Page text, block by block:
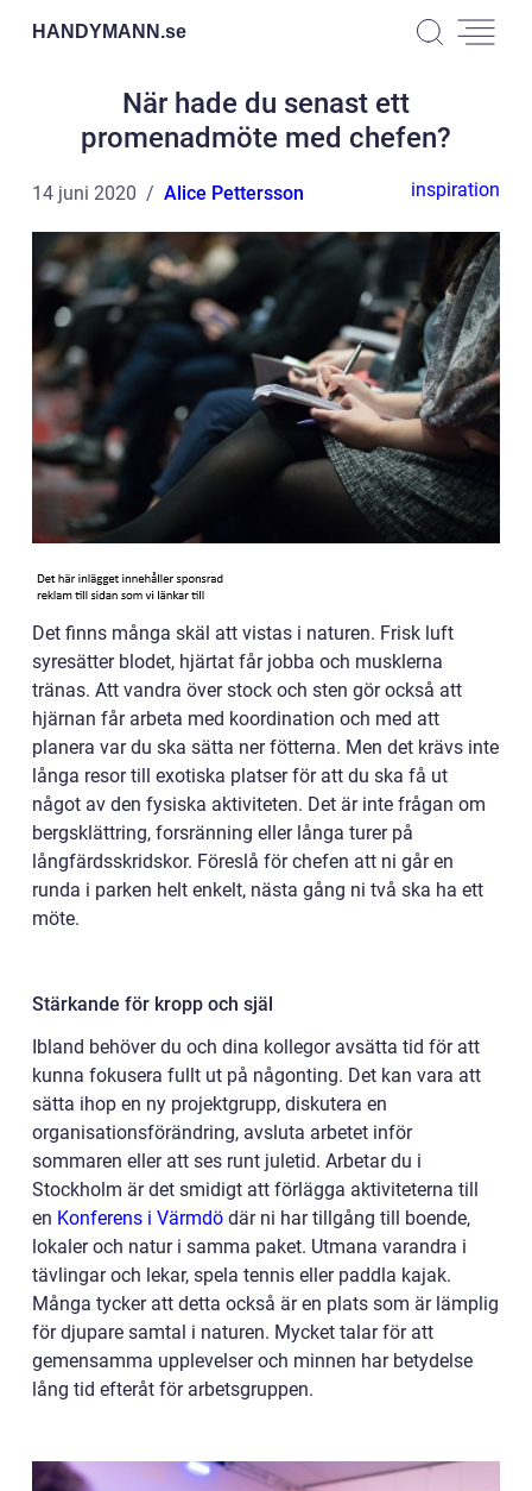
HANDYMANN.se
När hade du senast ett
promenadmöte med chefen?
14 juni 2020 Alice Pettersson inspiration
Det finns många skäl att vistas i naturen. Frisk luft
syresätter blodet, hjärtat får jobba och musklerna
tränas. Att vandra över stock och sten gör också att
hjärnan får arbeta med koordination och med att
planera var du ska sätta ner fötterna. Men det krävs inte
långa resor till exotiska platser för att du ska få ut
något av den fysiska aktiviteten. Det är inte frågan om
bergsklättring, forsränning eller långa turer på
långfärdsskridskor. Föreslå för chefen att ni går en
runda i parken helt enkelt, nästa gång ni två ska ha ett
möte.
Stärkande för kropp och själ
Ibland behöver du och dina kollegor avsätta tid för att
kunna fokusera fullt ut på någonting. Det kan vara att
sätta ihop en ny projektgrupp, diskutera en
organisationsförändring, avsluta arbetet inför
sommaren eller att ses runt juletid. Arbetar du i
Stockholm är det smidigt att förlägga aktiviteterna till
en Konferens i Värmdö där ni har tillgång till boende,
lokaler och natur i samma paket. Utmana varandra i
tävlingar och lekar, spela tennis eller paddla kajak.
Många tycker att detta också är en plats som är lämplig
för djupare samtal i naturen. Mycket talar för att
gemensamma upplevelser och minnen har betydelse
lång tid efteråt för arbetsgruppen.